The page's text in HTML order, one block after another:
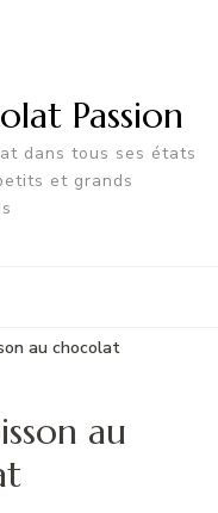
Passion
dans tous ses états
et grands
au chocolat
au